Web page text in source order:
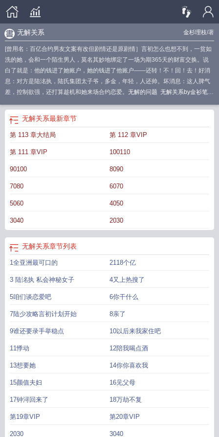
金杉理枝/著
无解关系
[曾用名：百亿合约男友文案有改但剧情还是原剧情］言初怎么也想不到，一贫如
洗的她，会和一个陌生男人，莫名其妙地绑定了一场为期365天的财富交换。说
白了就是：他的钱进了她账户，她的钱进了他账户——还转！不！回！去！好消
息：对方是陆洺执，陆氏集团太子爷，多金，年轻，人还帅。坏消息：这人脾气
差，控制欲强，还打算趁机和她来场合约恋爱。 无解的问题 无解关系by金衫笔趣
括哪两种情况
基础解系中的无关解
大结局
解关系金衫鲤枝无解关系by金枝全文阅读 无解关系by金杉理枝
解就是无意义吗
情况有几种
无解的两种形式
意思无解的两种可能 无解关系by金杉笔趣阁免费阅读无弹窗
解关系免费阅读
无解的问题有哪些
是什么
无解的概念
题都有什么无解是什么概念无解关系by金衫理枝全文免费阅读笔趣无解的问题
叫什么无解是什么意思无解无解
为哪两种无解是线性相关还是线性无关无解和没有区别吗无解的含义无解关
系 作者金杉理枝 无解关系洛陆执
无解关系最新章节
第 113 章大结局 第 112 章VIP
第 111 章VIP 100110
90100 8090
7080 6070
5060 4050
3040 2030
无解关系章节列表
1全亚洲最可口的 2118个亿
3 陆洺执 私会神秘女子 4又上热搜了
5咱们谈恋爱吧 6你干什么
7陆少攻略言初计划开始 8亲了
9谁还要录手举稳点 10以后来我家住吧
11悸动 12陪我喝点酒
13想要她 14你你喜欢我
15颜值夫妇 16见父母
17钟浔回来了 18万劫不复
第19章VIP 第20章VIP
2030 3040